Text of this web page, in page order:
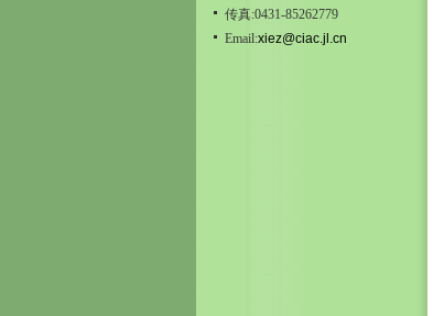
传真:0431-85262779
Email:xiez@ciac.jl.cn